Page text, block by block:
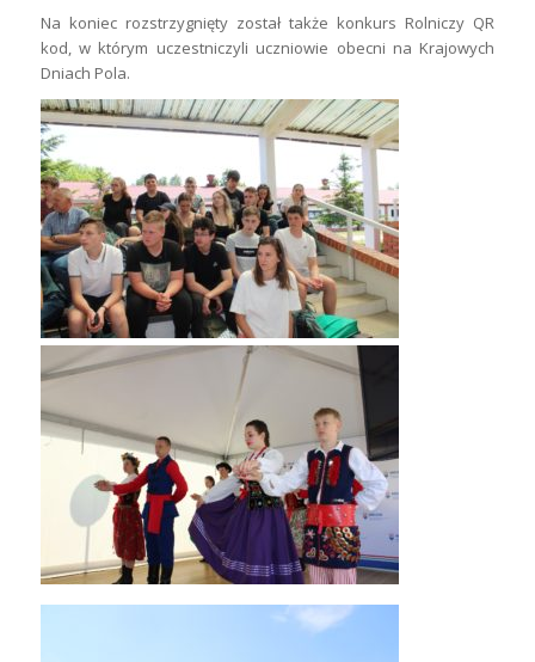
Na koniec rozstrzygnięty został także konkurs Rolniczy QR
kod, w którym uczestniczyli uczniowie obecni na Krajowych
Dniach Pola.